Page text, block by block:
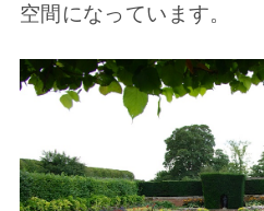
空間になっています。